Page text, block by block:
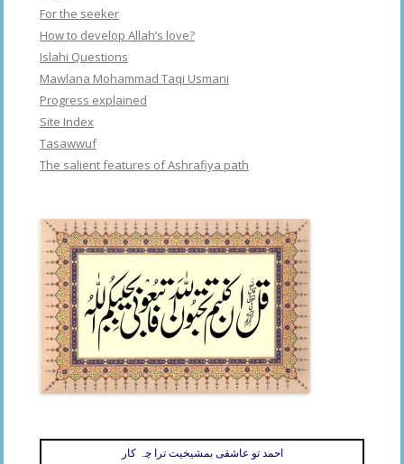
For the seeker
How to develop Allah’s love?
Islahi Questions
Mawlana Mohammad Taqi Usmani
Progress explained
Site Index
Tasawwuf
The salient features of Ashrafiya path
احمد تو عاشقی بمشیخیت ترا چہ کار